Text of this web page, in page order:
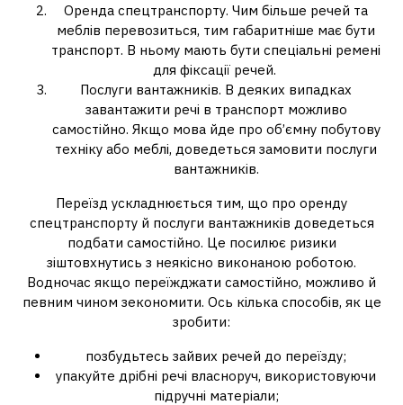
Оренда спецтранспорту. Чим більше речей та
меблів перевозиться, тим габаритніше має бути
транспорт. В ньому мають бути спеціальні ремені
для фіксації речей.
Послуги вантажників. В деяких випадках
завантажити речі в транспорт можливо
самостійно. Якщо мова йде про об’ємну побутову
техніку або меблі, доведеться замовити послуги
вантажників.
Переїзд ускладнюється тим, що про оренду
спецтранспорту й послуги вантажників доведеться
подбати самостійно. Це посилює ризики
зіштовхнутись з неякісно виконаною роботою.
Водночас якщо переїжджати самостійно, можливо й
певним чином зекономити. Ось кілька способів, як це
зробити:
позбудьтесь зайвих речей до переїзду;
упакуйте дрібні речі власноруч, використовуючи
підручні матеріали;